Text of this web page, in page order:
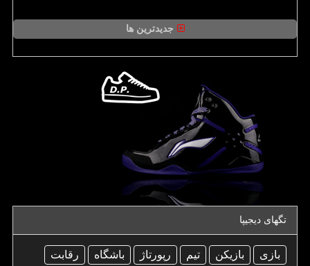
جدیدترین ها
تگهای دیجیپا
بازی بازیكن تیم رپورتاژ باشگاه رقابت